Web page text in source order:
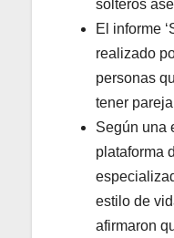
solteros
El informe
realizado
personas
tener
Según una
plataforma
estilo de
afirmaron